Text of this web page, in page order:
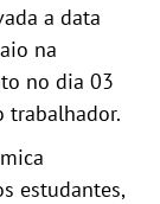
a data
na
no dia 03
trabalhador.
estudantes,